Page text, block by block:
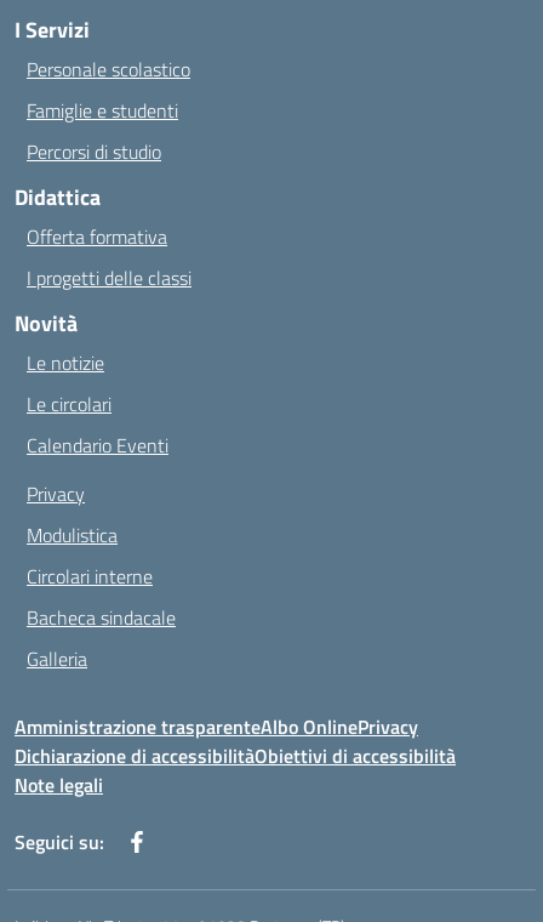
I Servizi
Personale scolastico
Famiglie e studenti
Percorsi di studio
Didattica
Offerta formativa
I progetti delle classi
Novità
Le notizie
Le circolari
Calendario Eventi
Privacy
Modulistica
Circolari interne
Bacheca sindacale
Galleria
Amministrazione trasparenteAlbo OnlinePrivacy
Dichiarazione di accessibilitàObiettivi di accessibilità
Note legali
Seguici su: